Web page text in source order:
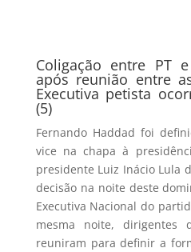
Coligação entre PT
após reunião entre
Executiva petista
(5)
Fernando Haddad foi
vice na chapa à
presidente Luiz Inácio Lula
decisão na noite deste
Executiva Nacional do
mesma noite, dirigentes
reuniram para definir a